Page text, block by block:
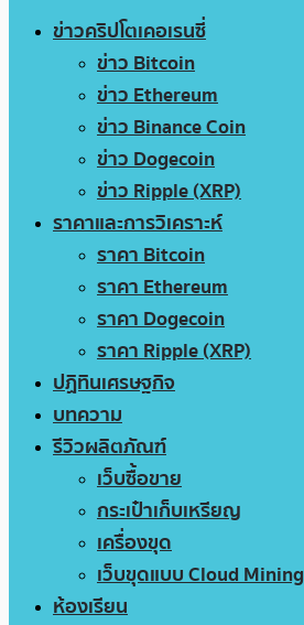
ข่าวคริปโตเคอเรนซี่
ข่าว Bitcoin
ข่าว Ethereum
ข่าว Binance Coin
ข่าว Dogecoin
ข่าว Ripple (XRP)
ราคาและการวิเคราะห์
ราคา Bitcoin
ราคา Ethereum
ราคา Dogecoin
ราคา Ripple (XRP)
ปฏิทินเศรษฐกิจ
บทความ
รีวิวผลิตภัณฑ์
เว็บซื้อขาย
กระเป๋าเก็บเหรียญ
เครื่องขุด
เว็บขุดแบบ Cloud Mining
ห้องเรียน